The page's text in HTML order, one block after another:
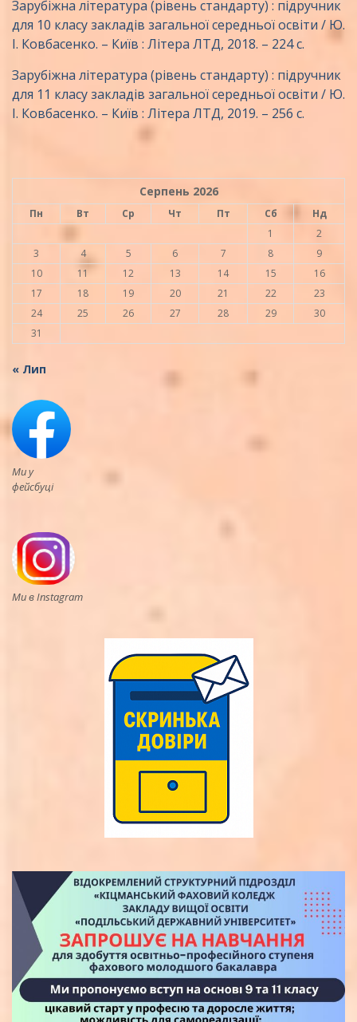
Зарубіжна література (рівень стандарту) : підручник
для 10 класу закладів загальної середньої освіти / Ю.
І. Ковбасенко. – Київ : Літера ЛТД, 2018. – 224 с.
Зарубіжна література (рівень стандарту) : підручник
для 11 класу закладів загальної середньої освіти / Ю.
І. Ковбасенко. – Київ : Літера ЛТД, 2019. – 256 с.
Серпень 2026
Пн Вт Ср Чт Пт Сб
Нд
1
2
3
4 5 6 7 8
9
10
11 12 13 14 15
16
17
18 19 20 21 22
23
24
25 26 27 28 29
30
31
« Лип
Ми у
фейсбуці
Ми в Instagram